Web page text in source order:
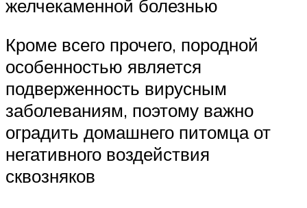
желчекаменной болезнью
Кроме всего прочего, породной
особенностью является
подверженность вирусным
заболеваниям, поэтому важно
оградить домашнего питомца от
негативного воздействия
сквозняков